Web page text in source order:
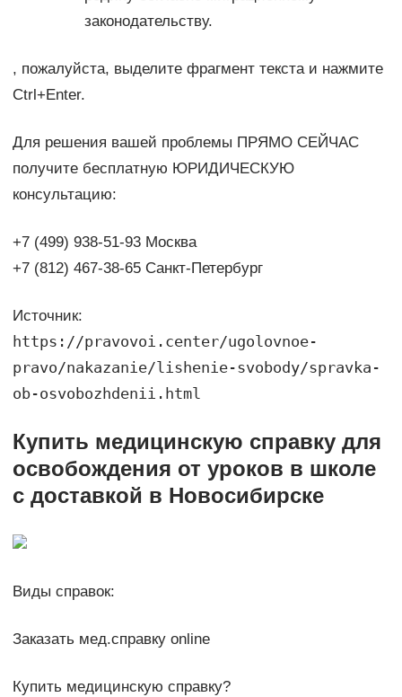
законодательству.
, пожалуйста, выделите фрагмент текста и нажмите
Ctrl+Enter.
Для решения вашей проблемы ПРЯМО СЕЙЧАС
получите бесплатную ЮРИДИЧЕСКУЮ
консультацию:
+7 (499) 938-51-93 Москва
+7 (812) 467-38-65 Санкт-Петербург
Источник:
https://pravovoi.center/ugolovnoe-
pravo/nakazanie/lishenie-svobody/spravka-
ob-osvobozhdenii.html
Купить медицинскую справку для
освобождения от уроков в школе
с доставкой в Новосибирске
Виды справок:
Заказать мед.справку online
Купить медицинскую справку?